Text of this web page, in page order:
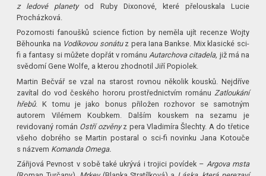
z ledové planetyod Ruby Dixonové, které přelouskala Lucie
Procházková.
Pozornosti fanoušků science fiction by neměla ujít recenze Wojty
Běhounka na Vodíkovou sonátu z pera Iana Bankse. Mix klasické sci-
fi a fantasy si můžete dopřát v románuAutarchova citadela, již má na
svědomí Gene Wolfe, a kterou zhodnotil Jiří Popiolek.
Martin Bečvář se vzal na starost rovnou několik kousků. Nejdříve
zavítal do vod českého hororu prostřednictvím románu Zatloukání
hřebů. K tomu je jako bonus přiložen rozhovor se samotným
autorem Vilémem Koubkem. Dalším kouskem na sezamu je
revidovaný román Ostří ozvěnyz pera Vladimíra Šlechty. A do třetice
všeho dobrého se Martin postaral o sci-fi novinku Jana Kotouče
s názvem Komanda Omega.
Zářijová Pevnost v sobě také ukrývá i trojici povídek – Argova msta